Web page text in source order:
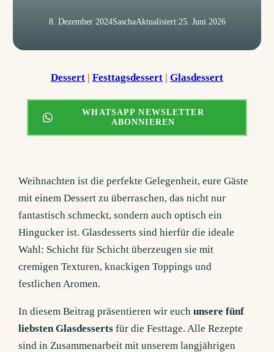
8. Dezember 2024SaschaAktualisiert:25. Juni 2026
Dessert | Festtagsdessert | Glasdessert
WHATSAPP NEWSLETTER
ABONNIEREN
Weihnachten ist die perfekte Gelegenheit, eure Gäste
mit einem Dessert zu überraschen, das nicht nur
fantastisch schmeckt, sondern auch optisch ein
Hingucker ist. Glasdesserts sind hierfür die ideale
Wahl: Schicht für Schicht überzeugen sie mit
cremigen Texturen, knackigen Toppings und
festlichen Aromen.
In diesem Beitrag präsentieren wir euchunsere fünf
liebsten Glasdesserts für die Festtage. Alle Rezepte
sind in Zusammenarbeit mit unserem langjährigen